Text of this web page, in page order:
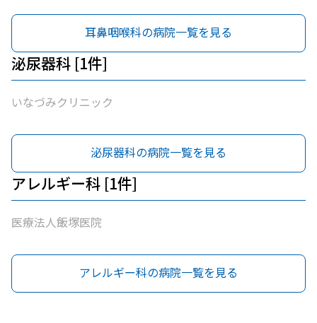
耳鼻咽喉科の病院一覧を見る
泌尿器科 [1件]
いなづみクリニック
泌尿器科の病院一覧を見る
アレルギー科 [1件]
医療法人飯塚医院
アレルギー科の病院一覧を見る